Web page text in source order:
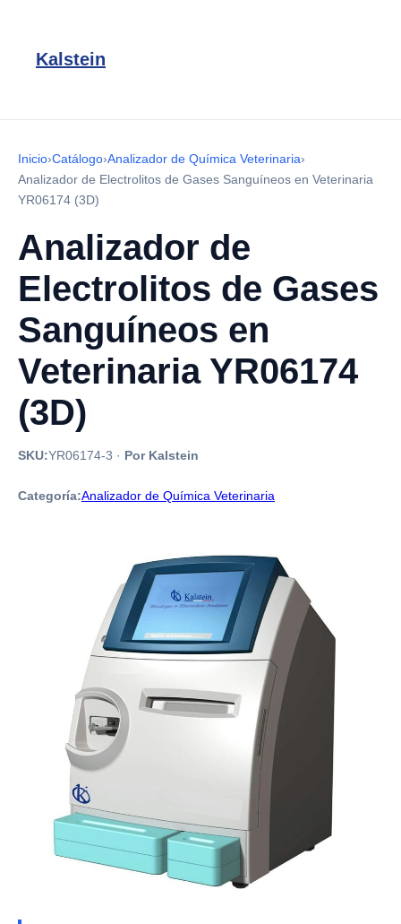
Kalstein
Inicio›Catálogo›Analizador de Química Veterinaria›
Analizador de Electrolitos de Gases Sanguíneos en Veterinaria
YR06174 (3D)
Analizador de
Electrolitos de Gases
Sanguíneos en
Veterinaria YR06174
(3D)
SKU:YR06174-3 · Por Kalstein
Categoría:Analizador de Química Veterinaria